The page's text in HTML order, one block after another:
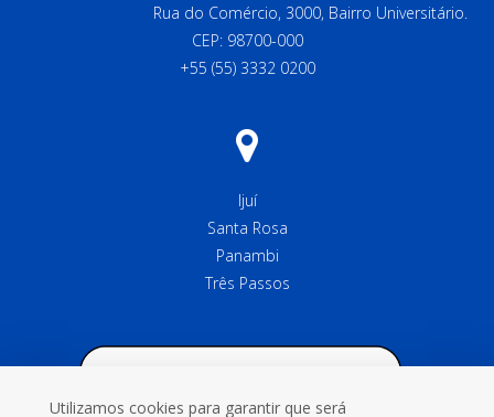
Rua do Comércio, 3000, Bairro Universitário.
CEP: 98700-000
+55 (55) 3332 0200
Ijuí
Santa Rosa
Panambi
Três Passos
Utilizamos cookies para garantir que será